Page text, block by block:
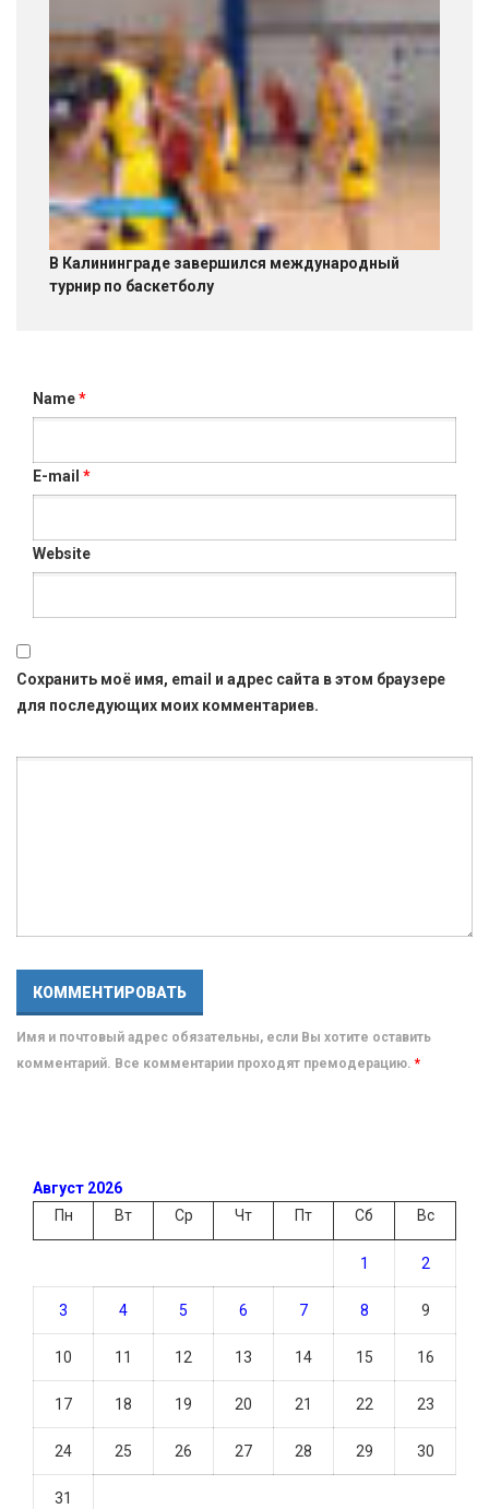
В Калининграде завершился международный
турнир по баскетболу
Name*
E-mail *
Website
Сохранить моё имя, email и адрес сайта в этом браузере
для последующих моих комментариев.
Имя и почтовый адрес обязательны, если Вы хотите оставить
комментарий. Все комментарии проходят премодерацию. *
Август 2026
Пн
Вт Ср Чт Пт Сб Вс
1 2
3 4 5 6 7 8 9
10 11 12 13 14 15 16
17 18 19 20 21 22 23
24 25 26 27 28 29 30
31